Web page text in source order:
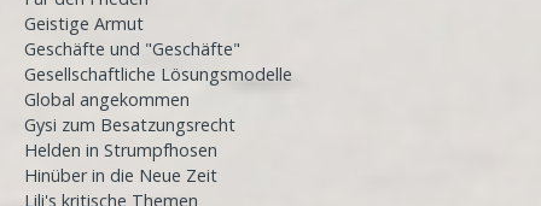
Geistige Armut
Geschäfte und "Geschäfte"
Gesellschaftliche Lösungsmodelle
Global angekommen
Gysi zum Besatzungsrecht
Helden in Strumpfhosen
Hinüber in die Neue Zeit
Lili's kritische Themen